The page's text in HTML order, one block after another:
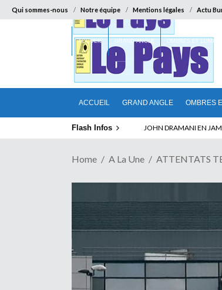
Qui sommes-nous Notre équipe Mentions légales Actu
ACCUEIL GRAND ANGLE OMBRES
ACCUEIL GRAND ANGLE OMBRES ET
Flash Infos ELECTION DE TALON
Home A La Une ATTENTATS